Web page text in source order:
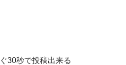
30秒で投稿出来る